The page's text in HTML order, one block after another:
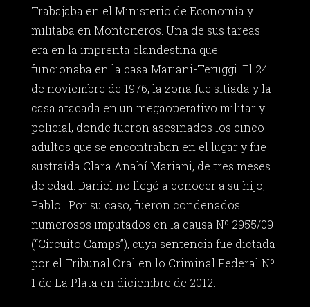
Trabajaba en el Ministerio de Economía y
militaba en Montoneros. Una de sus tareas
era en la imprenta clandestina que
funcionaba en la casa Mariani-Teruggi. El 24
de noviembre de 1976, la zona fue sitiada y la
casa atacada en un megaoperativo militar y
policial, donde fueron asesinados los cinco
adultos que se encontraban en el lugar y fue
sustraída Clara Anahí Mariani, de tres meses
de edad. Daniel no llegó a conocer a su hijo,
Pablo. Por su caso, fueron condenados
numerosos imputados en la causa Nº 2955/09
(“Circuito Camps”), cuya sentencia fue dictada
por el Tribunal Oral en lo Criminal Federal Nº
1 de La Plata en diciembre de 2012.